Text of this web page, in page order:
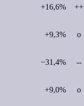
+16,6% ++
+9,3% o
−31,4% --
+9,0% o